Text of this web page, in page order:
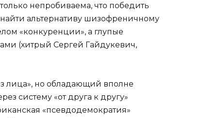
непробиваема, что победить
альтернативу шизофреничному
«конкуренции», а глупые
(хитрый Сергей Гайдукевич,
лица», но обладающий вполне
систему «от друга к другу»
«псевдодемократия»